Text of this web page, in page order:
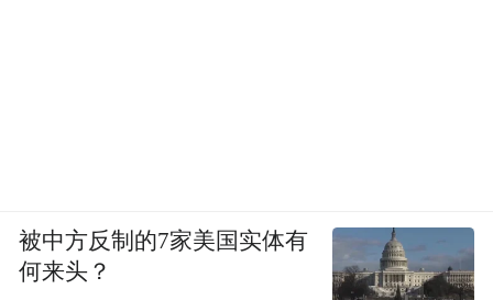
被中方反制的7家美国实体有
何来头？